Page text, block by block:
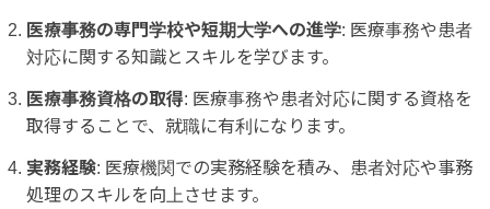
医療事務の専門学校や短期大学への進学: 医療事務や患者
対応に関する知識とスキルを学びます。
医療事務資格の取得: 医療事務や患者対応に関する資格を
取得することで、就職に有利になります。
実務経験: 医療機関での実務経験を積み、患者対応や事務
処理のスキルを向上させます。